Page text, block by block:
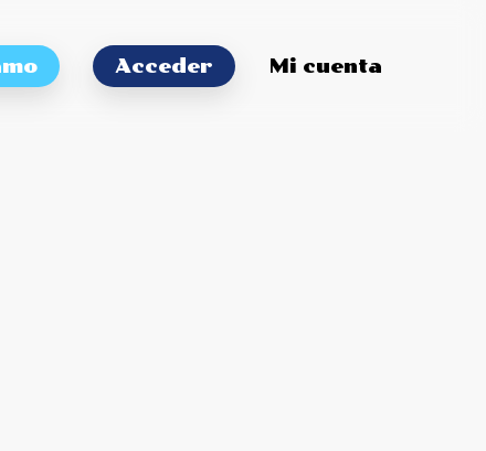
Acceder Mi cuenta